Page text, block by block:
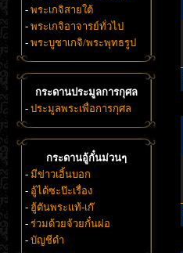
- พระเกจิสายใต้
- พระเกจิอาจารย์ทั่วไป
- พระบูชาเกจิ/พระพุทธรูป
กระดานประมูลการกุศล
- ประมูลพระเพื่อการกุศล
กระดานอู้กั๋นม่วนๆ
- มีข่าวเอิ้นบอก
- อู้ได้ซะป๊ะเรื่อง
- ฮู้ตันพระแท้-เก๊
- ร่วมด้วยจ้วยกั๋นผ่อ
- บัญชีดำ